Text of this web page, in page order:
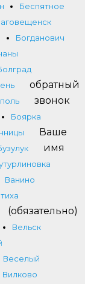
Беспятное
Богданович
Боярка
Ванино
Вельск
Веселый
Вилково
обратный
звонок
Ваше
имя
(обязательно)